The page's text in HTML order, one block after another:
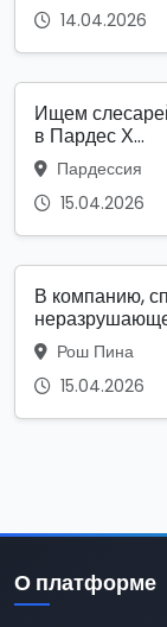
14.04.2026
Ищем
в Пардес Х...
Пардессия
15.04.2026
В компанию,
Рош Пина
15.04.2026
О платформе